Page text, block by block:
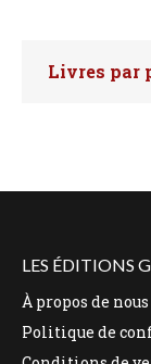
Faites
Livres par
LES ÉDITIONS
À propos de nous
Politique de